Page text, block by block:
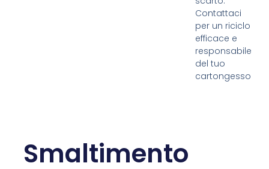
Contattaci
per un riciclo
efficace e
responsabile
del tuo
cartongesso
Smaltimento